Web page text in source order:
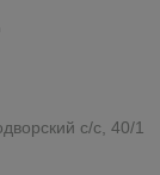
с/с, 40/1